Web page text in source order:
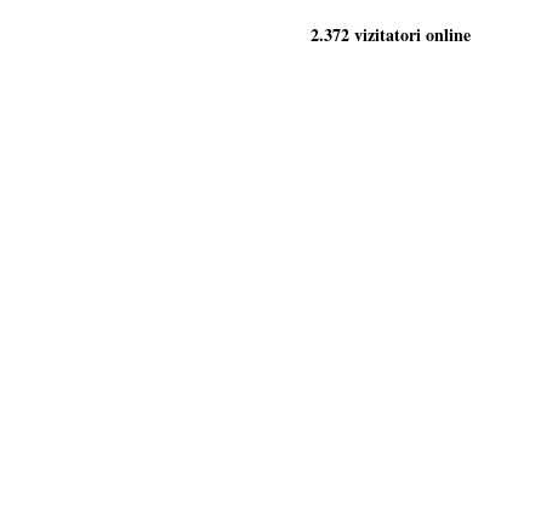
2.372 vizitatori online